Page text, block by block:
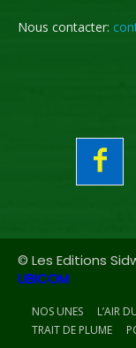
Nous contacter:
© Les Editions
UBICOM
NOS UNES L’AIR
TRAIT DE PLUME